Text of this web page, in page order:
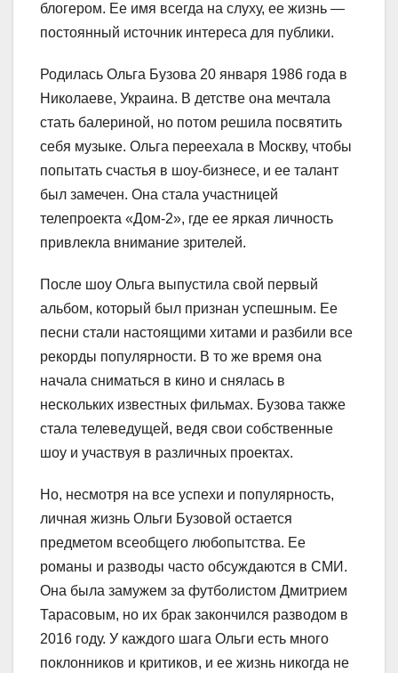
блогером. Ее имя всегда на слуху, ее жизнь —
постоянный источник интереса для публики.
Родилась Ольга Бузова 20 января 1986 года в
Николаеве, Украина. В детстве она мечтала
стать балериной, но потом решила посвятить
себя музыке. Ольга переехала в Москву, чтобы
попытать счастья в шоу-бизнесе, и ее талант
был замечен. Она стала участницей
телепроекта «Дом-2», где ее яркая личность
привлекла внимание зрителей.
После шоу Ольга выпустила свой первый
альбом, который был признан успешным. Ее
песни стали настоящими хитами и разбили все
рекорды популярности. В то же время она
начала сниматься в кино и снялась в
нескольких известных фильмах. Бузова также
стала телеведущей, ведя свои собственные
шоу и участвуя в различных проектах.
Но, несмотря на все успехи и популярность,
личная жизнь Ольги Бузовой остается
предметом всеобщего любопытства. Ее
романы и разводы часто обсуждаются в СМИ.
Она была замужем за футболистом Дмитрием
Тарасовым, но их брак закончился разводом в
2016 году. У каждого шага Ольги есть много
поклонников и критиков, и ее жизнь никогда не